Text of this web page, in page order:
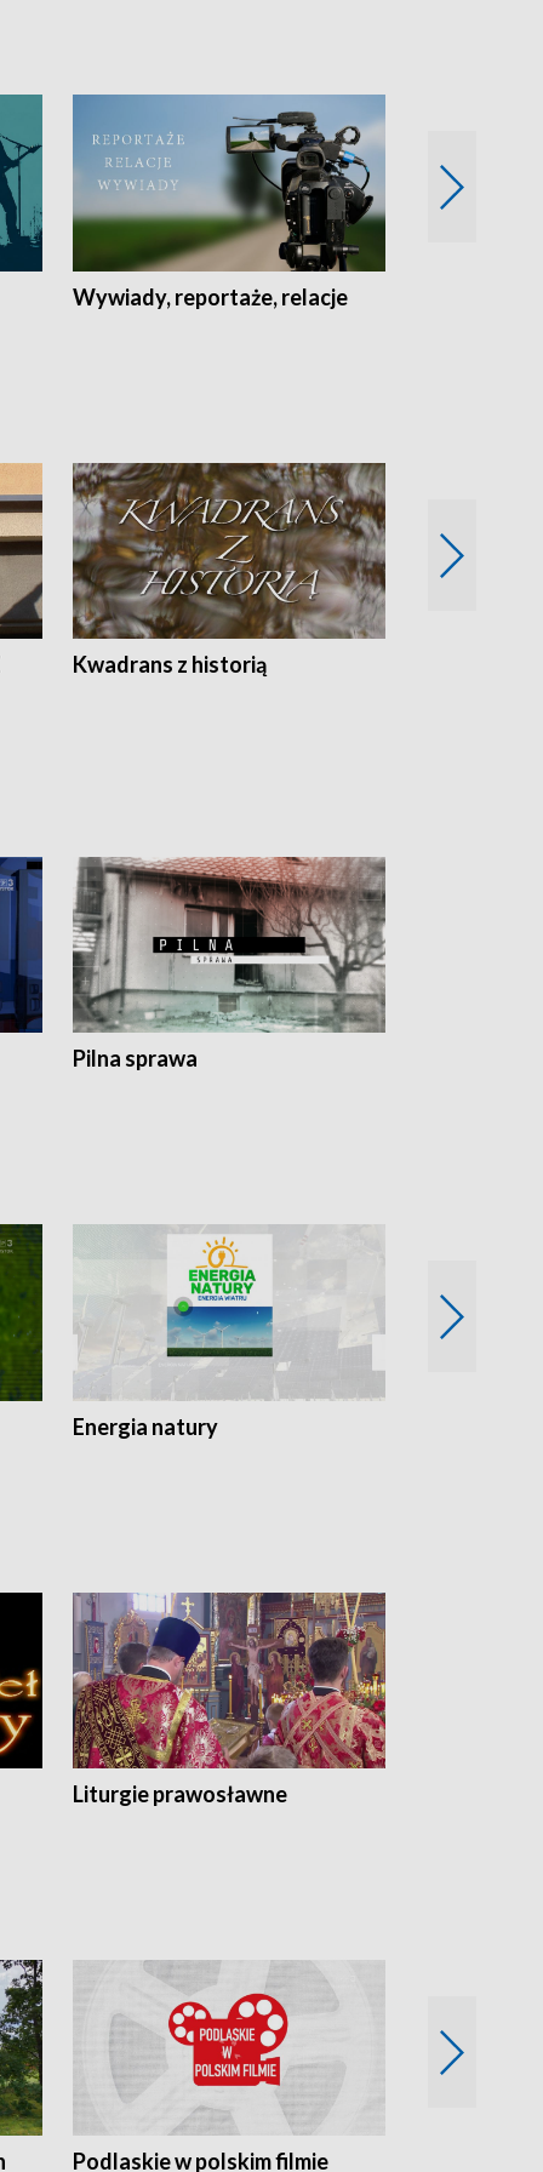
Wywiady, reportaże, relacje
Kwadrans z historią
Pilna sprawa
Energia natury
Liturgie prawosławne
Podlaskie w polskim filmie